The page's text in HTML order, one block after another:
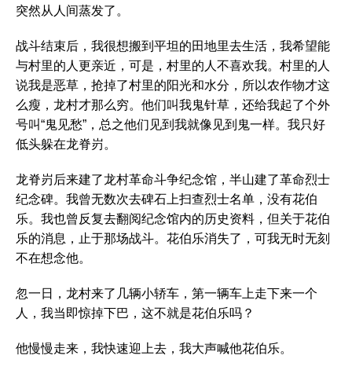
突然从人间蒸发了。
战斗结束后，我很想搬到平坦的田地里去生活，我希望能
与村里的人更亲近，可是，村里的人不喜欢我。村里的人
说我是恶草，抢掉了村里的阳光和水分，所以农作物才这
么瘦，龙村才那么穷。他们叫我鬼针草，还给我起了个外
号叫“鬼见愁”，总之他们见到我就像见到鬼一样。我只好
低头躲在龙脊岃。
龙脊岃后来建了龙村革命斗争纪念馆，半山建了革命烈士
纪念碑。我曾无数次去碑石上扫查烈士名单，没有花伯
乐。我也曾反复去翻阅纪念馆内的历史资料，但关于花伯
乐的消息，止于那场战斗。花伯乐消失了，可我无时无刻
不在想念他。
忽一日，龙村来了几辆小轿车，第一辆车上走下来一个
人，我当即惊掉下巴，这不就是花伯乐吗？
他慢慢走来，我快速迎上去，我大声喊他花伯乐。